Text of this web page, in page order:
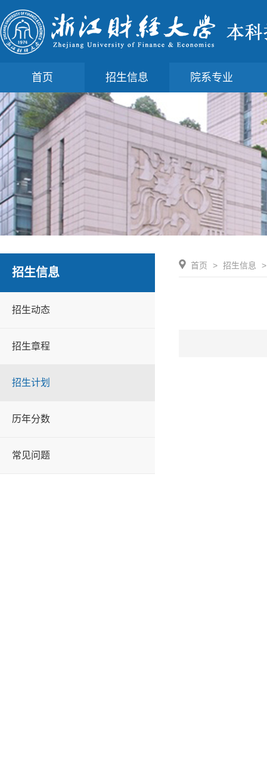
首页 招生信息 院系专业
招生信息
招生动态
招生章程
招生计划
历年分数
常见问题
首页 > 招生信息